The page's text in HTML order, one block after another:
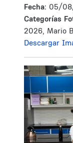
Fecha: 05/
Categorías
2026, Mario
Descargar